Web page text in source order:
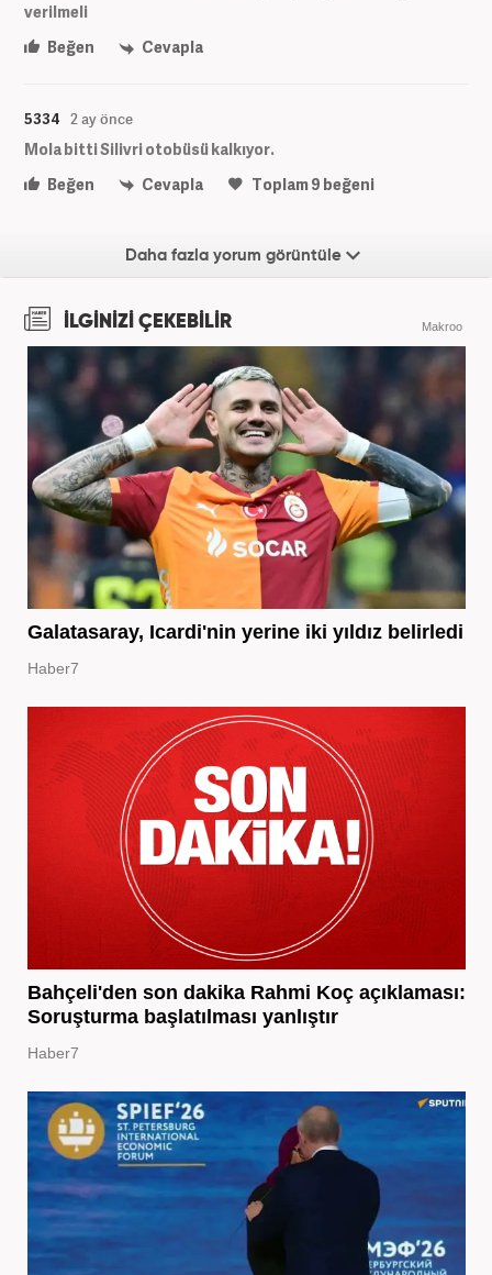
verilmeli
Beğen
Cevapla
5334 2 ay önce
Mola bitti Silivri otobüsü kalkıyor.
Beğen
Cevapla Toplam9 beğeni
Daha fazla yorum görüntüle
İLGİNİZİ ÇEKEBİLİR Makroo
Galatasaray, Icardi'nin yerine iki yıldız belirledi
Haber7
Bahçeli'den son dakika Rahmi Koç açıklaması:
Soruşturma başlatılması yanlıştır
Haber7